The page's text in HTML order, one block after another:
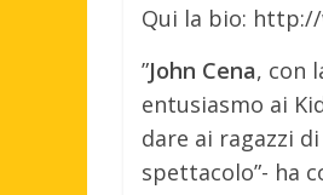
Qui la bio:
”John Cena, con
entusiasmo ai
dare ai ragazzi
spettacolo”- ha